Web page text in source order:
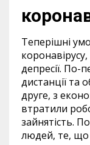
Теперішні
депресії.
дистанції та
друге, з
втратили
зайнятість.
людей, те, що